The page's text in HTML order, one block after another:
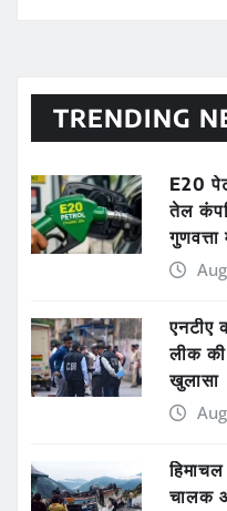
TRENDING
E20
तेल
एनटीए
लीक
खुलासा
चालक